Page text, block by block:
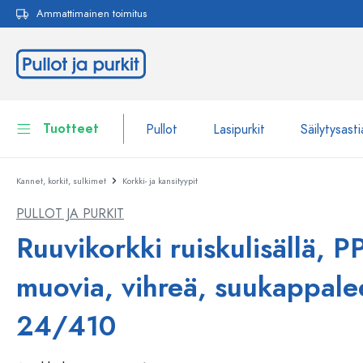
Siirry päänavigointiin
Ammattimainen toimitus
Tuotteet Pullot Lasipurkit
Pullot
Lasipurkit
Säilytysastiat
Astiat
Kosmetiikka-astiat
Pullot tuotemerkin mukaan
WECK-Lasipullot
Pullot toiminnon mukaan
Kannet, korkit, sulkimet Korkki- ja kansityypit
PULLOT JA PURKIT
Ruuvikorkki ruiskulisällä,
muovia, vihreä,
24/410